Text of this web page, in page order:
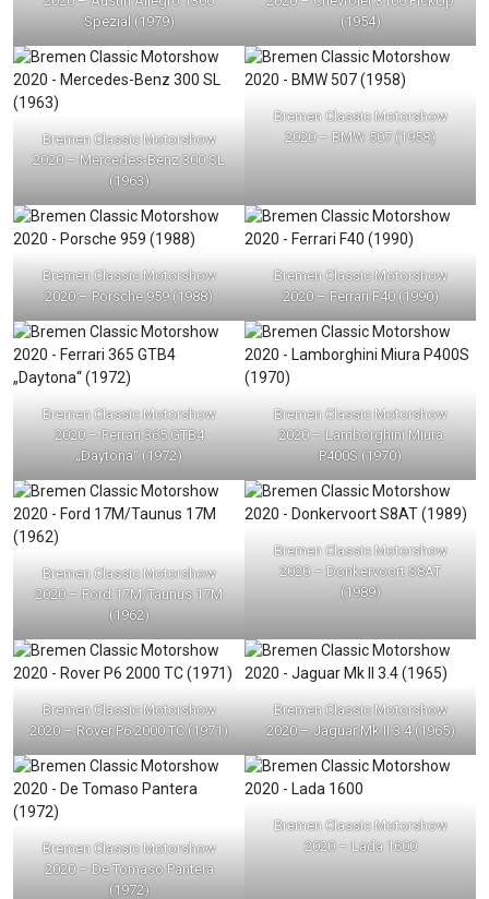
Spezial (1979)
(1954)
Bremen Classic Motorshow
2020 – Mercedes-Benz 300 SL
(1963)
Bremen Classic Motorshow
2020 – BMW 507 (1958)
Bremen Classic Motorshow
2020 – Porsche 959 (1988)
Bremen Classic Motorshow
2020 – Ferrari F40 (1990)
Bremen Classic Motorshow
2020 – Ferrari 365 GTB4
„Daytona“ (1972)
Bremen Classic Motorshow
2020 – Lamborghini Miura
P400S (1970)
Bremen Classic Motorshow
2020 – Ford 17M/Taunus 17M
(1962)
Bremen Classic Motorshow
2020 – Donkervoort S8AT
(1989)
Bremen Classic Motorshow
2020 – Rover P6 2000 TC (1971)
Bremen Classic Motorshow
2020 – Jaguar Mk II 3.4 (1965)
Bremen Classic Motorshow
2020 – De Tomaso Pantera
(1972)
Bremen Classic Motorshow
2020 – Lada 1600